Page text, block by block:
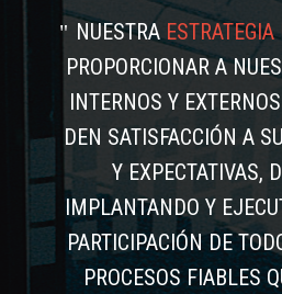
NUESTRA
PROPORCIONAR A
INTERNOS Y
DEN SATISFACCIÓN A
Y EXPECTATIVAS,
IMPLANTANDO Y
PARTICIPACIÓN DE
PROCESOS FIABLES